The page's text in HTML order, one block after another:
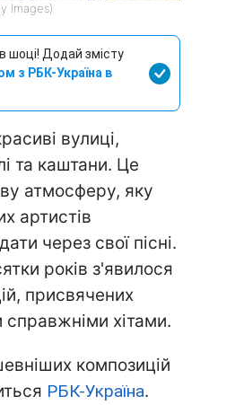
Images)
шоці! Додай змісту
з РБК-Україна в
вулиці,
та каштани. Це
атмосферу, яку
артистів
через свої пісні.
років з'явилося
присвячених
справжніми хітами.
композицій
РБК-Україна.